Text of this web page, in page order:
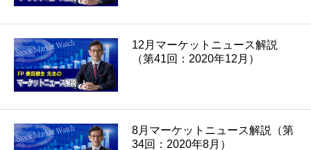
12月マーケットニュース解説
（第41回：2020年12月）
8月マーケットニュース解説（第
34回：2020年8月）